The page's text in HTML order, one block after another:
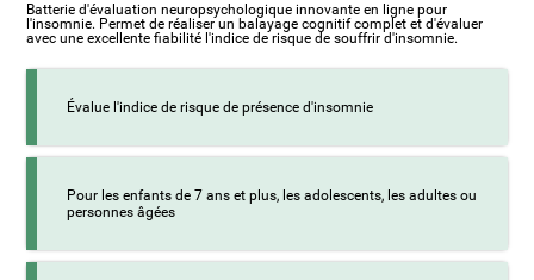
Batterie d'évaluation neuropsychologique innovante en ligne pour
l'insomnie. Permet de réaliser un balayage cognitif complet et d'évaluer
avec une excellente fiabilité l'indice de risque de souffrir d'insomnie.
Évalue l'indice de risque de présence d'insomnie
Pour les enfants de 7 ans et plus, les adolescents, les adultes ou
personnes âgées